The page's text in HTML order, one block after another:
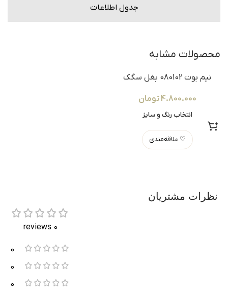
جدول اطلاعات
محصولات مشابه
نیم بوت 080102 بغل سگک
4.800.000تومان
انتخاب رنگ و سایز
♡ علاقه‌مندی
نظرات مشتریان
0 reviews
0
0
0